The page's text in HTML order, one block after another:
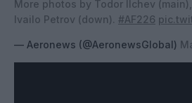
More photos by Todor Ilchev
Ivailo Petrov (down). #AF226
— Aeronews (@AeronewsGlobal)